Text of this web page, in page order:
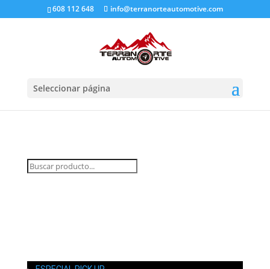
608 112 648 info@terranorteautomotive.com
Seleccionar página
INICIO